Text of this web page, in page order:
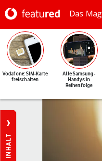
Das
Vodafone: SIM-Karte
freischalten
Alle Samsung-
Handys in
Reihenfolge
INHALT